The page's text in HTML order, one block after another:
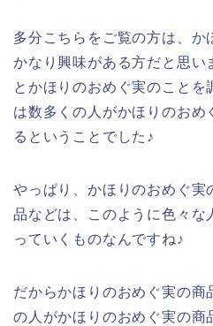
多分こちらをご覧の方は、か
かなり興味がある方だと思い
とかほりのおめぐ実のことを
は数多くの人がかほりのおめ
るということでした♪
やっぱり、かほりのおめぐ実
品などは、このように色々な
っていくものなんですね♪
だからかほりのおめぐ実の商
の人がかほりのおめぐ実の商